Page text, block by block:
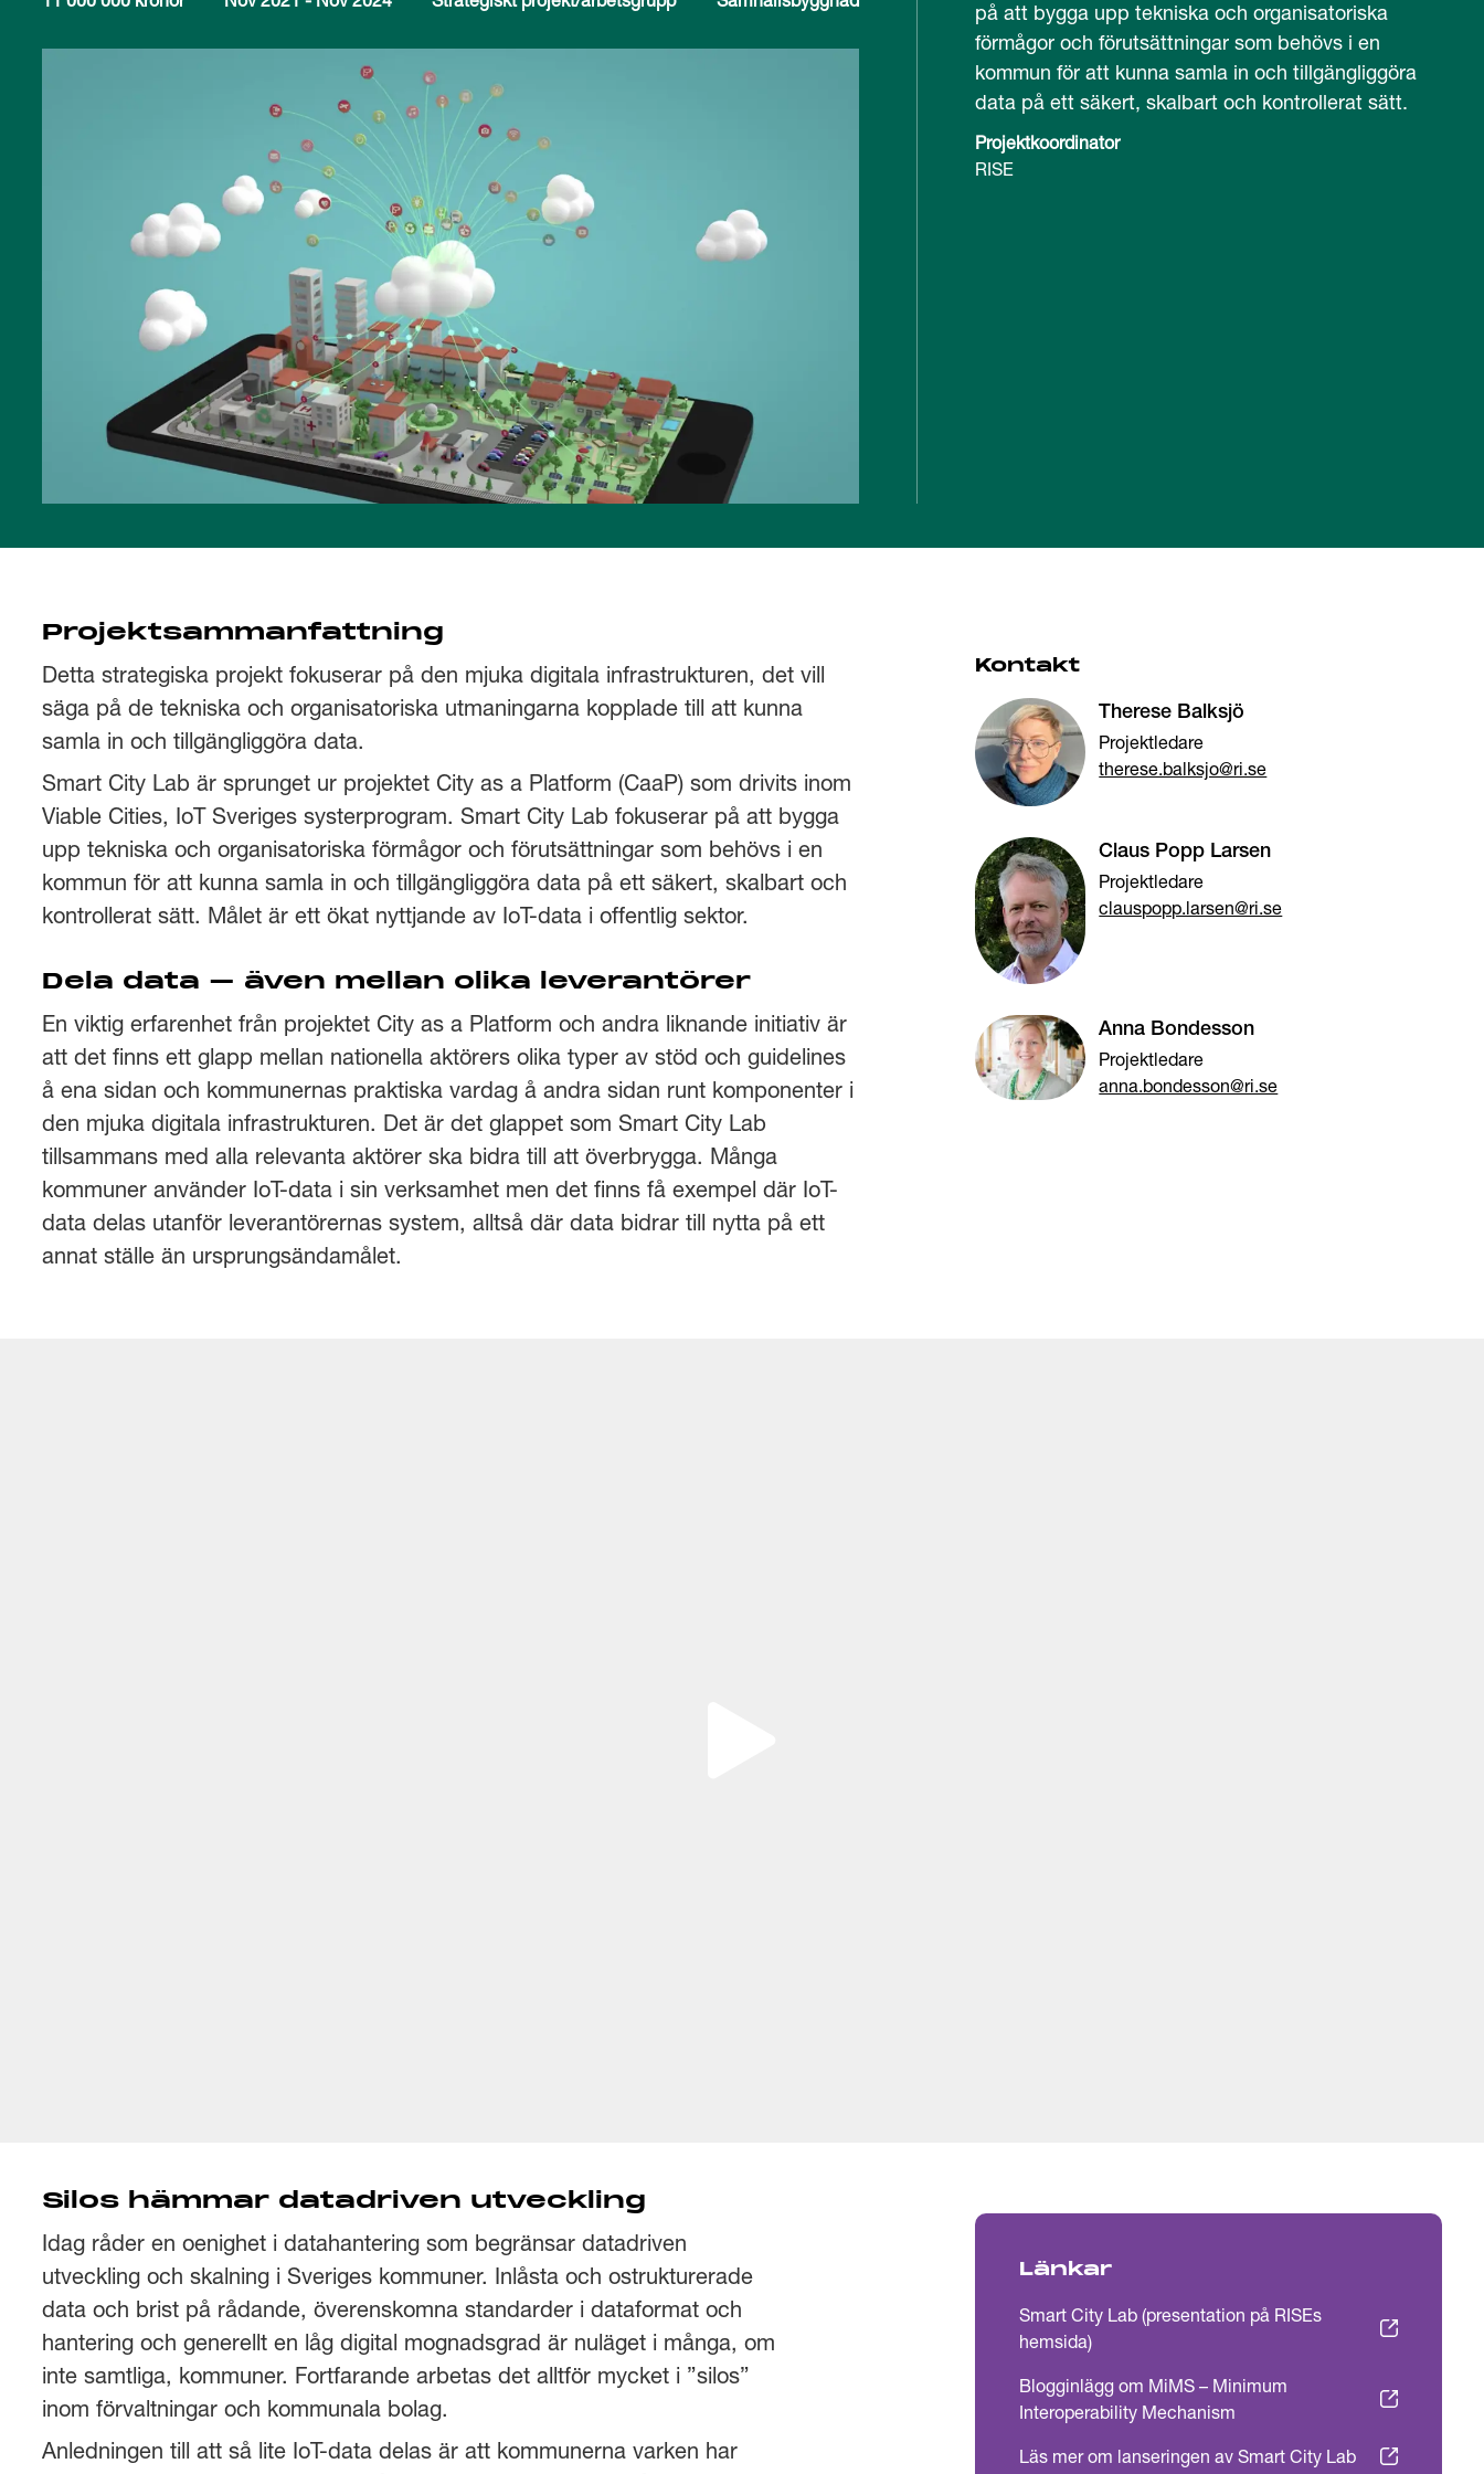
på att bygga upp tekniska och organisatoriska
förmågor och förutsättningar som behövs i en
kommun för att kunna samla in och tillgängliggöra
data på ett säkert, skalbart och kontrollerat sätt.
Projektkoordinator
RISE
Projektsammanfattning
Detta strategiska projekt fokuserar på den mjuka digitala infrastrukturen, det vill
säga på de tekniska och organisatoriska utmaningarna kopplade till att kunna
samla in och tillgängliggöra data.
Smart City Lab är sprunget ur projektet City as a Platform (CaaP) som drivits inom
Viable Cities, IoT Sveriges systerprogram. Smart City Lab fokuserar på att bygga
upp tekniska och organisatoriska förmågor och förutsättningar som behövs i en
kommun för att kunna samla in och tillgängliggöra data på ett säkert, skalbart och
kontrollerat sätt. Målet är ett ökat nyttjande av IoT-data i offentlig sektor.
Dela data – även mellan olika leverantörer
En viktig erfarenhet från projektet City as a Platform och andra liknande initiativ är
att det finns ett glapp mellan nationella aktörers olika typer av stöd och guidelines
å ena sidan och kommunernas praktiska vardag å andra sidan runt komponenter i
den mjuka digitala infrastrukturen. Det är det glappet som Smart City Lab
tillsammans med alla relevanta aktörer ska bidra till att överbrygga. Många
kommuner använder IoT-data i sin verksamhet men det finns få exempel där IoT-
data delas utanför leverantörernas system, alltså där data bidrar till nytta på ett
annat ställe än ursprungsändamålet.
Kontakt
Therese Balksjö
Projektledare
therese.balksjo@ri.se
Claus Popp Larsen
Projektledare
clauspopp.larsen@ri.se
Anna Bondesson
Projektledare
anna.bondesson@ri.se
Silos hämmar datadriven utveckling
Idag råder en oenighet i datahantering som begränsar datadriven
utveckling och skalning i Sveriges kommuner. Inlåsta och ostrukturerade
data och brist på rådande, överenskomna standarder i dataformat och
hantering och generellt en låg digital mognadsgrad är nuläget i många, om
inte samtliga, kommuner. Fortfarande arbetas det alltför mycket i ”silos”
inom förvaltningar och kommunala bolag.
Anledningen till att så lite IoT-data delas är att kommunerna varken har
Länkar
Smart City Lab (presentation på RISEs
hemsida)
Blogginlägg om MiMS – Minimum
Interoperability Mechanism
Läs mer om lanseringen av Smart City Lab